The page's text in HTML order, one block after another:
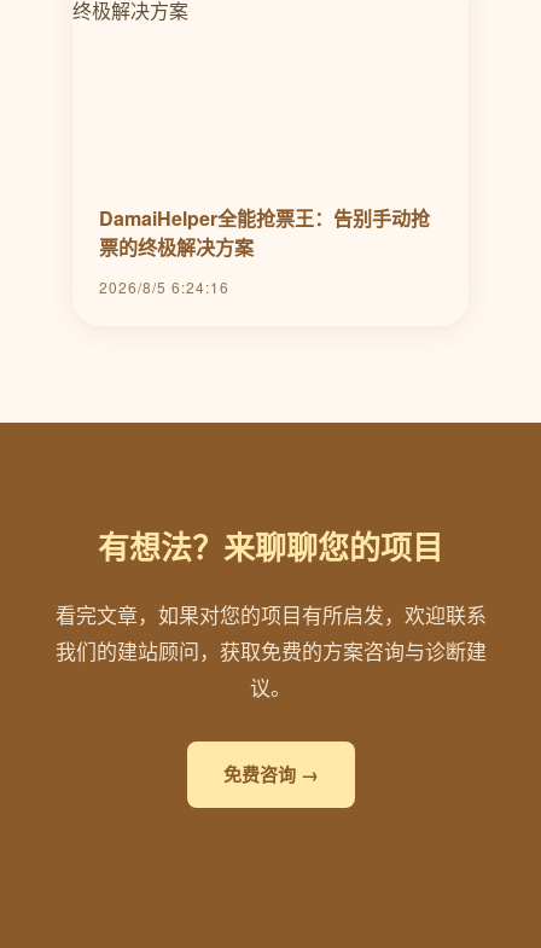
DamaiHelper全能抢票王：告别手动抢
票的终极解决方案
2026/8/5 6:24:16
有想法？来聊聊您的项目
看完文章，如果对您的项目有所启发，欢迎联系
我们的建站顾问，获取免费的方案咨询与诊断建
议。
免费咨询 →